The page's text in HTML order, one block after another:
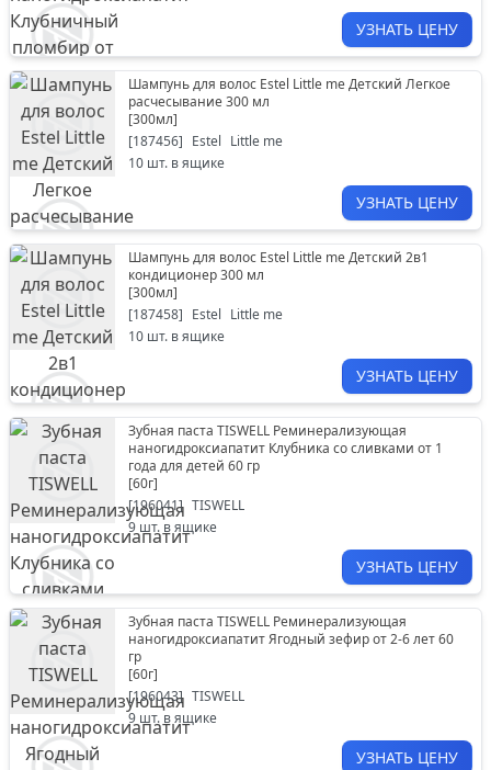
УЗНАТЬ ЦЕНУ
Шампунь для волос Estel Little me Детский Легкое
расчесывание 300 мл
[300мл]
[187456] Estel Little me
10 шт. в ящике
УЗНАТЬ ЦЕНУ
Шампунь для волос Estel Little me Детский 2в1
кондиционер 300 мл
[300мл]
[187458] Estel Little me
10 шт. в ящике
УЗНАТЬ ЦЕНУ
Зубная паста TISWELL Реминерализующая
наногидроксиапатит Клубника со сливками от 1
года для детей 60 гр
[60г]
[196041] TISWELL
9 шт. в ящике
УЗНАТЬ ЦЕНУ
Зубная паста TISWELL Реминерализующая
наногидроксиапатит Ягодный зефир от 2-6 лет 60
гр
[60г]
[196043] TISWELL
9 шт. в ящике
УЗНАТЬ ЦЕНУ